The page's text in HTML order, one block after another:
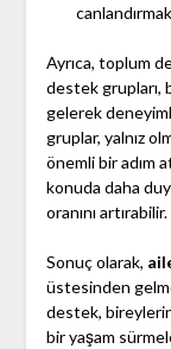
Ayrıca, toplum
destek grupları,
gelerek
gruplar, yalnız
önemli bir adım
konuda daha
oranını artırabilir.
Sonuç olarak,
üstesinden
destek,
bir yaşam